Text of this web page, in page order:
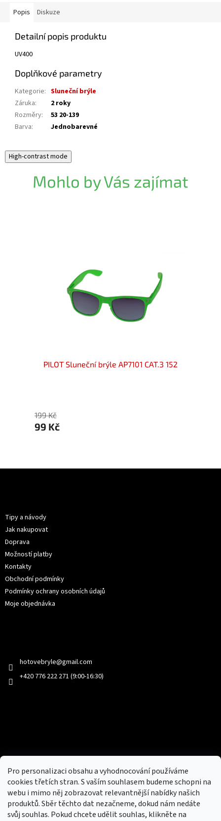
Pro personalizaci obsahu a vyhodnocování používáme
cookies třetích stran. S vaším souhlasem budeme schopni na
webu i mimo něj zobrazovat relevantnější nabídky našich
produktů. Sběr těchto dat nezačneme, dokud nám nedáte
svůj souhlas. Pokud chcete udělit souhlas, klikněte na
Popis Diskuze
Detailní popis produktu
UV400
Doplňkové parametry
Kategorie: Sluneční brýle
Záruka:
2 roky
Rozměry:
53 20-139
Barva: Jednobarevné
High-contrast mode
Mohlo by Vás zajímat
PILOT Sluneční brýle AP7101 CAT.3 152
199 Kč
99 Kč
Tipy a návody
Jak nakupovat
Doprava
Možností platby
Kontakty
Obchodní podmínky
Podmínky ochrany osobních údajů
Moje objednávka
hotovebryle@gmail.com
+420 776 222 271 (9:00-16:30)